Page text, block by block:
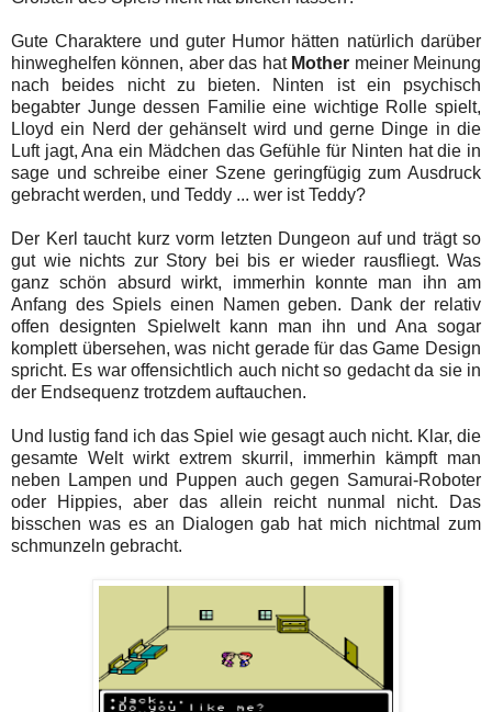
Gute Charaktere und guter Humor hätten natürlich darüber
hinweghelfen können, aber das hat Mother meiner Meinung
nach beides nicht zu bieten. Ninten ist ein psychisch
begabter Junge dessen Familie eine wichtige Rolle spielt,
Lloyd ein Nerd der gehänselt wird und gerne Dinge in die
Luft jagt, Ana ein Mädchen das Gefühle für Ninten hat die in
sage und schreibe einer Szene geringfügig zum Ausdruck
gebracht werden, und Teddy ... wer ist Teddy?
Der Kerl taucht kurz vorm letzten Dungeon auf und trägt so
gut wie nichts zur Story bei bis er wieder rausfliegt. Was
ganz schön absurd wirkt, immerhin konnte man ihn am
Anfang des Spiels einen Namen geben. Dank der relativ
offen designten Spielwelt kann man ihn und Ana sogar
komplett übersehen, was nicht gerade für das Game Design
spricht. Es war offensichtlich auch nicht so gedacht da sie in
der Endsequenz trotzdem auftauchen.
Und lustig fand ich das Spiel wie gesagt auch nicht. Klar, die
gesamte Welt wirkt extrem skurril, immerhin kämpft man
neben Lampen und Puppen auch gegen Samurai-Roboter
oder Hippies, aber das allein reicht nunmal nicht. Das
bisschen was es an Dialogen gab hat mich nichtmal zum
schmunzeln gebracht.